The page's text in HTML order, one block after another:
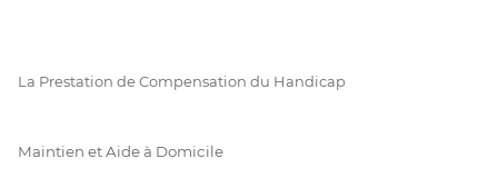
La Prestation de Compensation du Handicap
Maintien et Aide à Domicile